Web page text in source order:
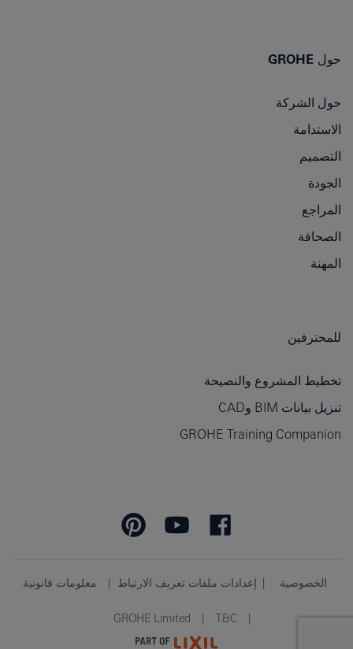
حول GROHE
حول الشركة
الاستدامة
التصميم
الجودة
المراجع
الصحافة
المهنة
للمحترفين
تخطيط المشروع والنصيحة
تنزيل بيانات BIM وCAD
GROHE Training Companion
الخصوصية إعدادات ملفات تعريف الارتباط معلومات قانونية
T&C
GROHE Limited